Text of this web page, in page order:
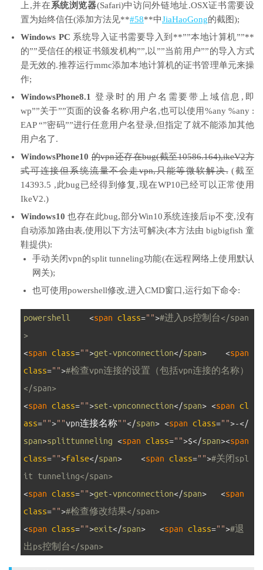
上,并在 系统浏览器(Safari)中访问外链地址.OSX证书需要设
置为始终信任(添加方法见**#58**中JiaHaoGong的截图);
Windows PC 系统导入证书需要导入到**””本地计算机””**
的””受信任的根证书颁发机构””,以””当前用户””的导入方式
是无效的.推荐运行mmc添加本地计算机的证书管理单元来操
作;
WindowsPhone8.1
登录时的用户名需要带上域信息,即
wp””关于””页面的设备名称\用户名,也可以使用%any %any :
EAP “”密码””进行任意用户名登录,但指定了就不能添加其他
用户名了.
WindowsPhone10 的vpn还存在bug(截至10586.164),ikeV2方
式可连接但系统流量不会走vpn,只能等微软解决.(截至
14393.5 ,此bug已经得到修复,现在WP10已经可以正常使用
IkeV2.)
Windows10 也存在此bug,部分Win10系统连接后ip不变,没有
自动添加路由表,使用以下方法可解决(本方法由 bigbigfish 童
鞋提供):
手动关闭vpn的split tunneling功能(在远程网络上使用默认
网关);
也可使用powershell修改,进入CMD窗口,运行如下命令:
powershell <span class="">#进入ps控制台</span
>
<span class="">get-vpnconnection</span> <
class="">#检查vpn连接的设置（包括vpn连接的名称）
</span>
<span class="">set-vpnconnection</span> <span cl
ass="">""vpn连接名称""</span> <span class="">-</
span>splittunneling <span class="">$</span><
class="">false</span> <span class="">#关闭spl
it tunneling</span>
<span class="">get-vpnconnection</span> <
class="">#检查修改结果</span>
<span class="">exit</span> <span class="">#退
出ps控制台</span>